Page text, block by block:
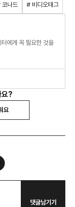
코나드 # 비디오태그
에게 꼭 필요한 것을
?
요
댓글남기기